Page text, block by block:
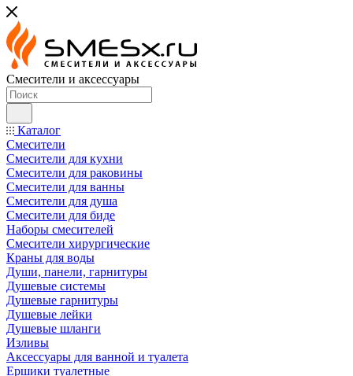
Смесители и аксессуары
Каталог
Смесители
Смесители для кухни
Смесители для раковины
Смесители для ванны
Смесители для душа
Смесители для биде
Наборы смесителей
Смесители хирургические
Краны для воды
Души, панели, гарнитуры
Душевые системы
Душевые гарнитуры
Душевые лейки
Душевые шланги
Изливы
Аксессуары для ванной и туалета
Ершики туалетные